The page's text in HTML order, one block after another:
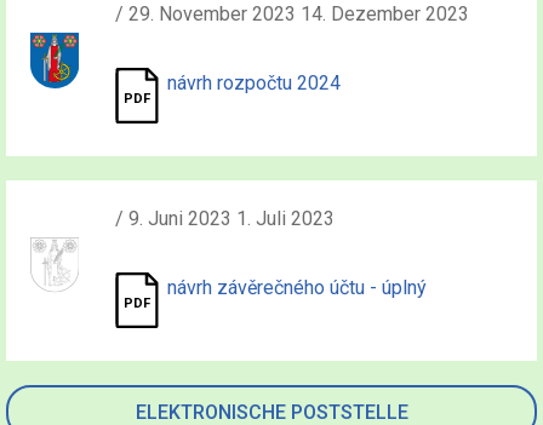
ELEKTRONISCHE POSTSTELLE
/ 29. November 2023 14. Dezember 2023
návrh rozpočtu 2024
/ 9. Juni 2023 1. Juli 2023
návrh závěrečného účtu - úplný